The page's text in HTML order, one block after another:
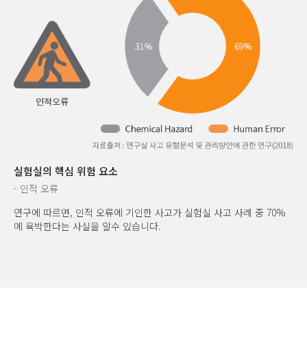
실험실의 핵심 위험 요소
- 인적 오류
연구에 따르면, 인적 오류에 기인한 사고가 실험실 사고 사례 중 70%
에 육박한다는 사실을 알수 있습니다.